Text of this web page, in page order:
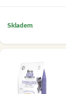
Skladem